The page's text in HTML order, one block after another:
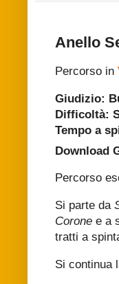
Anello
Percorso in
Giudizio:
Difficoltà:
Tempo a
Download
Percorso
Si parte da
Corone e a
tratti a
Si continua